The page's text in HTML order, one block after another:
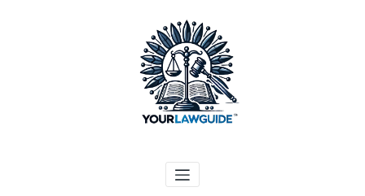
המדריך המשפטי שלך